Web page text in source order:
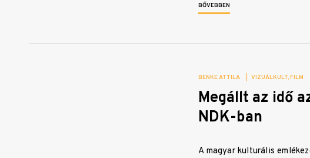
BŐVEBBEN
BENKE ATTILA VIZUÁLKULT FILM
Megállt az idő
NDK-ban
A magyar kulturális